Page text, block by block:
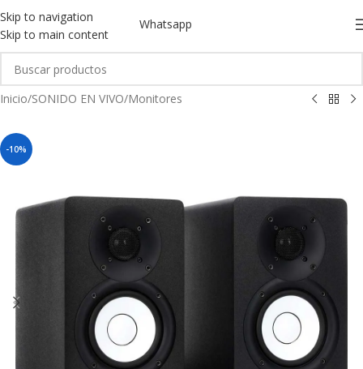
Skip to navigation
Skip to main content
Whatsapp
Inicio/SONIDO EN VIVO/Monitores
-10%